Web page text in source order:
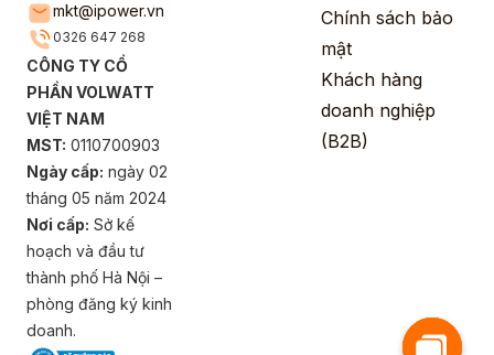
mkt@ipower.vn
0326 647 268
CÔNG TY CỔ
PHẦN VOLWATT
VIỆT NAM
MST: 0110700903
Ngày cấp: ngày 02
tháng 05 năm 2024
Nơi cấp: Sở kế
hoạch và đầu tư
thành phố Hà Nội –
phòng đăng ký kinh
doanh.
Chính sách bảo
mật
Khách hàng
doanh nghiệp
(B2B)